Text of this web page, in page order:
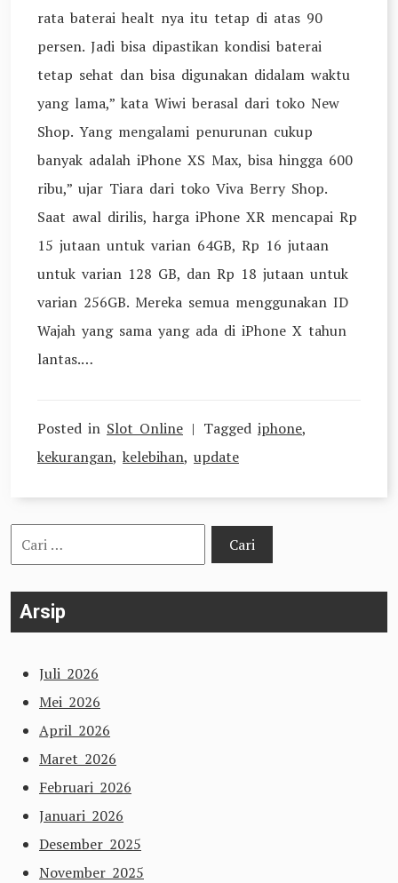
rata baterai healt nya itu tetap di atas 90
persen. Jadi bisa dipastikan kondisi baterai
tetap sehat dan bisa digunakan didalam waktu
yang lama,” kata Wiwi berasal dari toko New
Shop. Yang mengalami penurunan cukup
banyak adalah iPhone XS Max, bisa hingga 600
ribu,” ujar Tiara dari toko Viva Berry Shop.
Saat awal dirilis, harga iPhone XR mencapai Rp
15 jutaan untuk varian 64GB, Rp 16 jutaan
untuk varian 128 GB, dan Rp 18 jutaan untuk
varian 256GB. Mereka semua menggunakan ID
Wajah yang sama yang ada di iPhone X tahun
lantas.…
Posted in Slot Online Tagged iphone,
kekurangan, kelebihan, update
Cari
untuk:
Arsip
Juli 2026
Mei 2026
April 2026
Maret 2026
Februari 2026
Januari 2026
Desember 2025
November 2025